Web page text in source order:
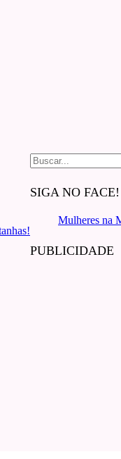
Buscar
por:
SIGA NO FACE!
Mulheres na
PUBLICIDADE